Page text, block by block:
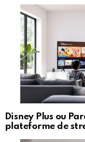
Disney Plus ou
plateforme de